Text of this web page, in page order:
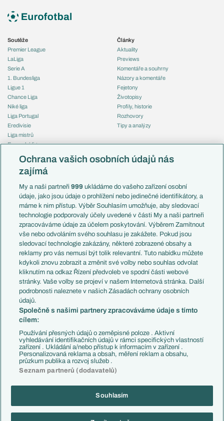
Soutěže
Premier League
LaLiga
Serie A
1. Bundesliga
Ligue 1
Chance Liga
Niké liga
Liga Portugal
Eredivisie
Liga mistrů
Evropská liga
Mistrovství světa
Liga národů
Témata
Představení týmů MS
EuroSkauting
PL v kostce
Evropské koeficienty
Přestupy
Přestupové spekulace
Zranění
Kluby
Arsenal FC
Chelsea FC
Manchester United
AC Milán
Juventus FC
Bayern Mnichov
FC Barcelona
Real Madrid
Články
Aktuality
Previews
Komentáře a souhrny
Názory a komentáře
Fejetony
Životopisy
Profily, historie
Rozhovory
Tipy a analýzy
Česko
Francie
Itálie
Německo
Španělsko
Argentina
Brazílie
Přestupy
Zápasy
Livescore
Tipovací soutěž
Copyright © 2001-2026 EuroFotbal.cz. Využíváme zpravodajství ČTK.
Informace o zpracování osobních údajů
Ochrana vašich osobních údajů nás
zajímá
My a naši partneři999 ukládáme do vašeho zařízení osobní
údaje, jako jsou údaje o prohlížení nebo jedinečné identifikátory, a
máme k nim přístup. Výběr Souhlasím umožňuje, aby sledovací
technologie podporovaly účely uvedené v části My a naši partneři
zpracováváme údaje za účelem poskytování. Výběrem Zamítnout
vše nebo odvoláním svého souhlasu je zakážete. Pokud jsou
sledovací technologie zakázány, některé zobrazené obsahy a
reklamy pro vás nemusí být tolik relevantní. Tuto nabídku můžete
kdykoli znovu zobrazit a změnit své volby nebo souhlas odvolat
kliknutím na odkaz Řízení předvoleb ve spodní části webové
stránky. Vaše volby se projeví v našem Internetová stránka. Další
podrobnosti naleznete v našich Zásadách ochrany osobních
údajů.
Společně s našimi partnery zpracováváme údaje s tímto
cílem:
Používání přesných údajů o zeměpisné poloze . Aktivní
vyhledávání identifikačních údajů v rámci specifických vlastností
zařízení . Ukládání a/nebo přístup k informacím v zařízení .
Personalizovaná reklama a obsah, měření reklam a obsahu,
průzkum publika a rozvoj služeb .
Seznam partnerů (dodavatelů)
Souhlasím